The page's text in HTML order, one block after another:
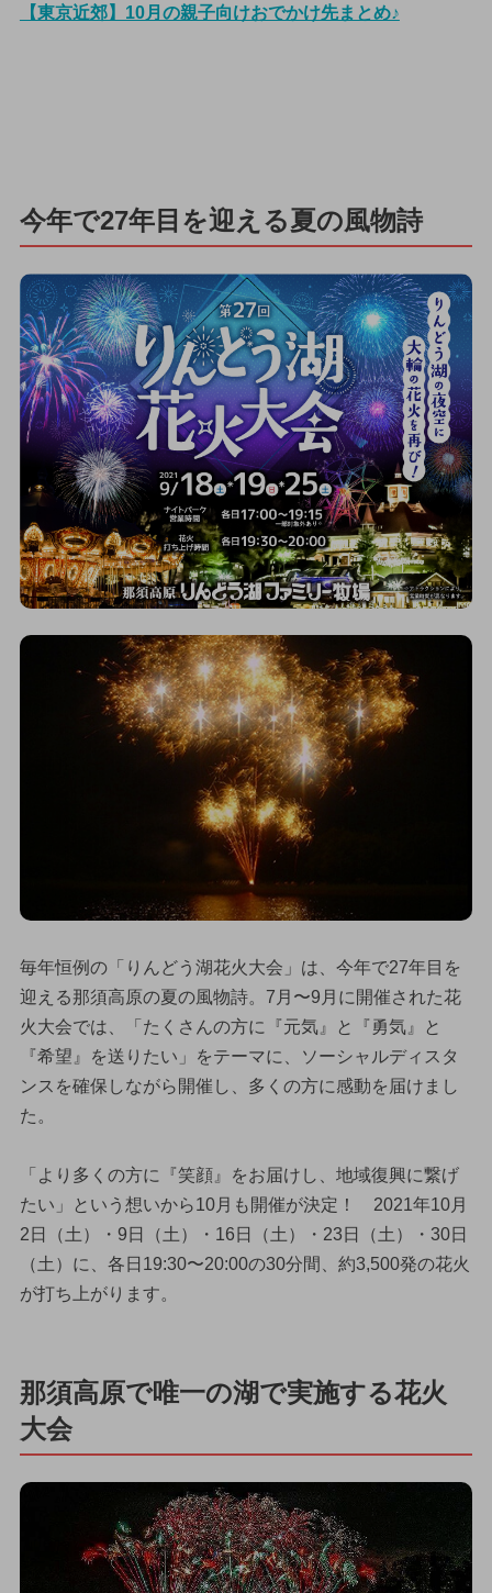
【東京近郊】10月の親子向けおでかけ先まとめ♪
今年で27年目を迎える夏の風物詩
毎年恒例の「りんどう湖花火大会」は、今年で27年目を
迎える那須高原の夏の風物詩。7月〜9月に開催された花
火大会では、「たくさんの方に『元気』と『勇気』と
『希望』を送りたい」をテーマに、ソーシャルディスタ
ンスを確保しながら開催し、多くの方に感動を届けまし
た。
「より多くの方に『笑顔』をお届けし、地域復興に繋げ
たい」という想いから10月も開催が決定！ 2021年10月
2日（土）・9日（土）・16日（土）・23日（土）・30日
（土）に、各日19:30〜20:00の30分間、約3,500発の花火
が打ち上がります。
那須高原で唯一の湖で実施する花火
大会